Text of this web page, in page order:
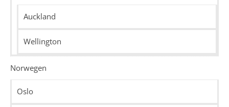
Auckland
Wellington
Norwegen
Oslo